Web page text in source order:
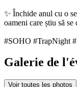
✨ Închide anul cu o
oameni care știu să se
#SOHO #TrapNight
Galerie de
Voir toutes les photos